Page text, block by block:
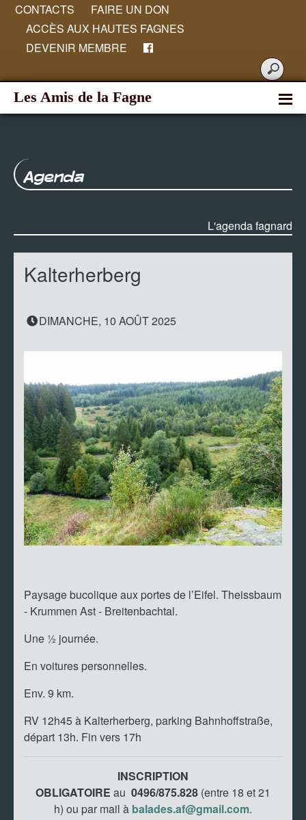
CONTACTS
FAIRE UN DON
ACCÈS AUX HAUTES FAGNES
DEVENIR MEMBRE
Les Amis de la Fagne
Agenda
L'agenda fagnard
Kalterherberg
DIMANCHE, 10 AOÛT 2025
Paysage bucolique aux portes de l’Eifel. Theissbaum
- Krummen Ast - Breitenbachtal.
Une ½ journée.
En voitures personnelles.
Env. 9 km.
RV 12h45 à Kalterherberg, parking Bahnhoffstraße,
départ 13h. Fin vers 17h
INSCRIPTION
OBLIGATOIRE au 0496/875.828 (entre 18 et 21
h) ou par mail à balades.af@gmail.com.